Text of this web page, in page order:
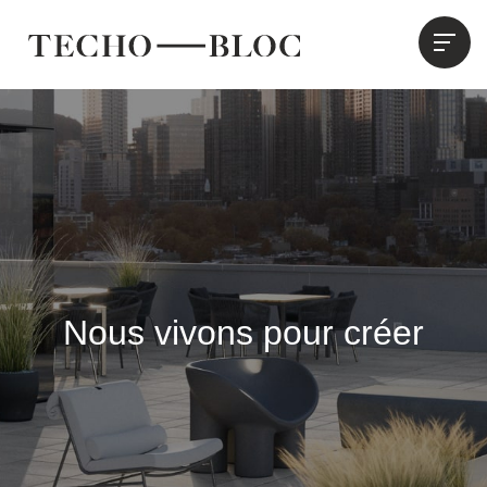
Nous vivons pour créer